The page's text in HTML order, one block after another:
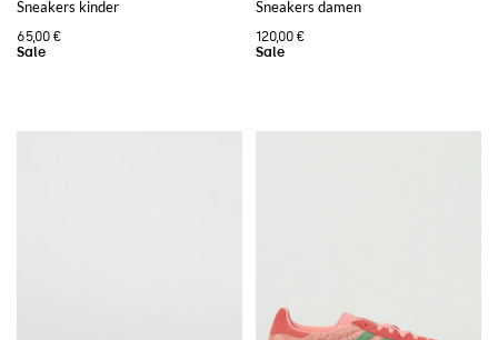
Sneakers kinder
65,00 €
Sneakers damen
120,00 €